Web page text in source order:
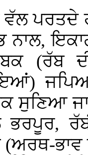
ਪਰਤਦੇ
ਨਾਲ,
(ਰੱਬ
ਸੁਣਿਆ
(ਅਰਥ-